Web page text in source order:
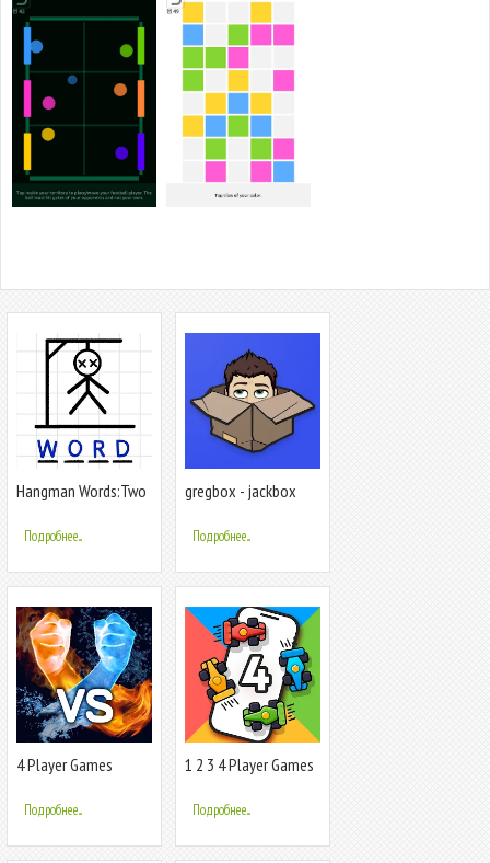
Hangman Words:Two
Подробнее...
gregbox - jackbox
Подробнее...
4 Player Games
Подробнее...
1 2 3 4 Player Games
Подробнее...